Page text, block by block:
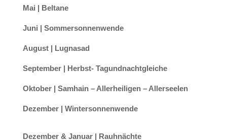
Mai | Beltane
Juni | Sommersonnenwende
August | Lugnasad
September | Herbst- Tagundnachtgleiche
Oktober | Samhain – Allerheiligen – Allerseelen
Dezember | Wintersonnenwende
Dezember & Januar | Rauhnächte